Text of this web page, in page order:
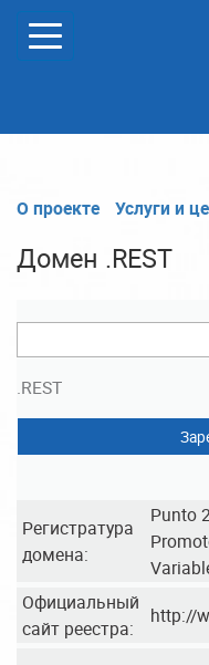
О проекте Услуги и
Домен .REST
.REST
Регистратура
домена:
Punto
Официальный
сайт реестра:
http://